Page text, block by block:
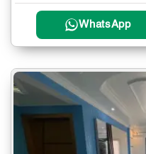
WhatsApp